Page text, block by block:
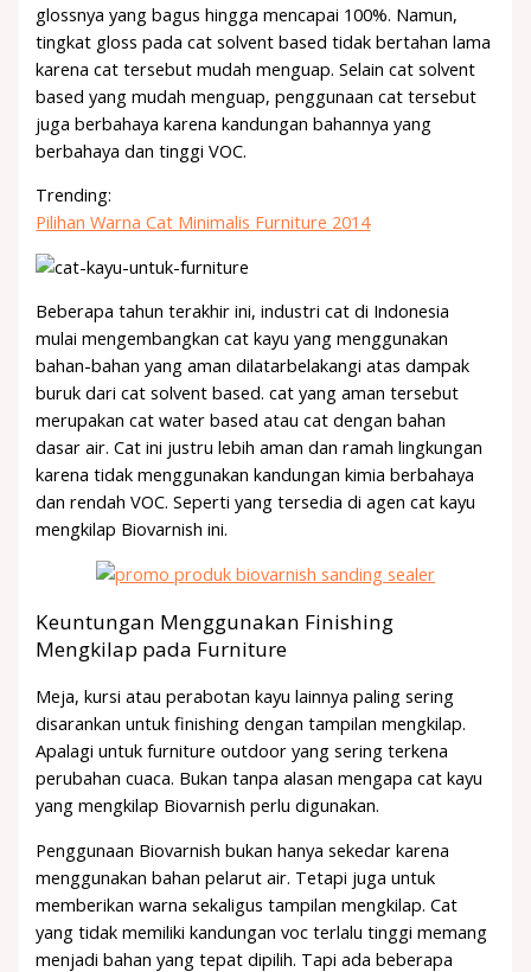
glossnya yang bagus hingga mencapai 100%. Namun,
tingkat gloss pada cat solvent based tidak bertahan lama
karena cat tersebut mudah menguap. Selain cat solvent
based yang mudah menguap, penggunaan cat tersebut
juga berbahaya karena kandungan bahannya yang
berbahaya dan tinggi VOC.
Trending:
Pilihan Warna Cat Minimalis Furniture 2014
Beberapa tahun terakhir ini, industri cat di Indonesia
mulai mengembangkan cat kayu yang menggunakan
bahan-bahan yang aman dilatarbelakangi atas dampak
buruk dari cat solvent based. cat yang aman tersebut
merupakan cat water based atau cat dengan bahan
dasar air. Cat ini justru lebih aman dan ramah lingkungan
karena tidak menggunakan kandungan kimia berbahaya
dan rendah VOC. Seperti yang tersedia di agen cat kayu
mengkilap Biovarnish ini.
Keuntungan Menggunakan Finishing
Mengkilap pada Furniture
Meja, kursi atau perabotan kayu lainnya paling sering
disarankan untuk finishing dengan tampilan mengkilap.
Apalagi untuk furniture outdoor yang sering terkena
perubahan cuaca. Bukan tanpa alasan mengapa cat kayu
yang mengkilap Biovarnish perlu digunakan.
Penggunaan Biovarnish bukan hanya sekedar karena
menggunakan bahan pelarut air. Tetapi juga untuk
memberikan warna sekaligus tampilan mengkilap. Cat
yang tidak memiliki kandungan voc terlalu tinggi memang
menjadi bahan yang tepat dipilih. Tapi ada beberapa